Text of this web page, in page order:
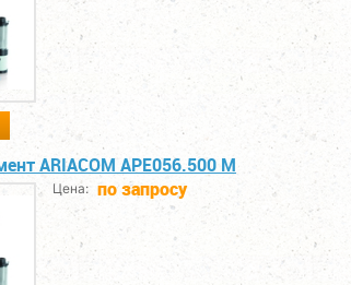
ARIACOM APE056.500 M
Цена: по запросу